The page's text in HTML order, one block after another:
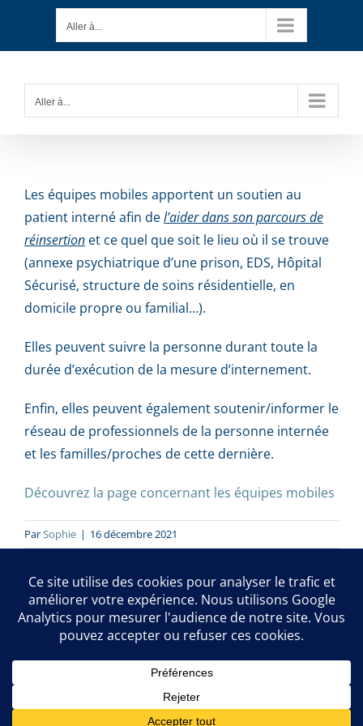
contenu
Aller à...
Aller à...
Les équipes mobiles apportent un soutien au
patient interné afin del’aider dans son parcours de
réinsertion et ce quel que soit le lieu où il se trouve
(annexe psychiatrique d’une prison, EDS, Hôpital
Sécurisé, structure de soins résidentielle, en
domicile propre ou familial…).
Elles peuvent suivre la personne durant toute la
durée d’exécution de la mesure d’internement.
Enfin, elles peuvent également soutenir/informer le
réseau de professionnels de la personne internée
et les familles/proches de cette dernière.
Découvrez la page concernant les équipes mobiles
ParSophie | 16 décembre 2021
Editeur responsable : Martin Delrée